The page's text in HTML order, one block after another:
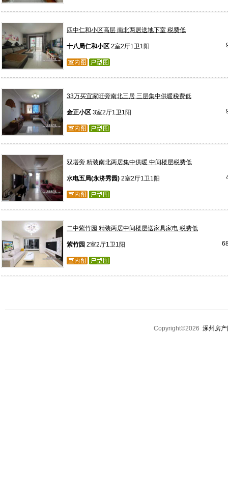
四中仁和小区高层 南北两居送地下室 税费低
十八局仁和小区 2室2厅1卫1阳
33万买宜家旺旁南北三居 三层集中供暖税费低
金正小区 3室2厅1卫1阳
双塔旁 精装南北两居集中供暖 中间楼层税费低
水电五局(永济秀园) 2室2厅1卫1阳
二中紫竹园 精装两居中间楼层送家具家电 税费低
紫竹园 2室2厅1卫1阳
Copyright©2026 涿州房